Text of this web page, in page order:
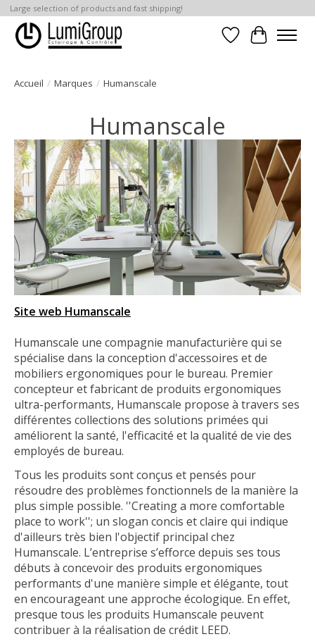
Large selection of products and fast shipping!
Liste dePanier
Accueil / Marques / Humanscale
Humanscale
Site web Humanscale
Humanscale une compagnie manufacturière qui se
spécialise dans la conception d'accessoires et de
mobiliers ergonomiques pour le bureau. Premier
concepteur et fabricant de produits ergonomiques
ultra-performants, Humanscale propose à travers ses
différentes collections des solutions primées qui
améliorent la santé, l'efficacité et la qualité de vie des
employés de bureau.
Tous les produits sont conçus et pensés pour
résoudre des problèmes fonctionnels de la manière la
plus simple possible. ''Creating a more comfortable
place to work''; un slogan concis et claire qui indique
d'ailleurs très bien l'objectif principal chez
Humanscale. L’entreprise s’efforce depuis ses tous
débuts à concevoir des produits ergonomiques
performants d'une manière simple et élégante, tout
en encourageant une approche écologique. En effet,
presque tous les produits Humanscale peuvent
contribuer à la réalisation de crédit LEED.